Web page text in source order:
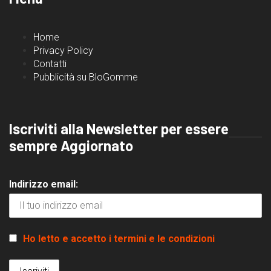
Home
Privacy Policy
Contatti
Pubblicità su BloGomme
Iscriviti alla Newsletter per essere
sempre Aggiornato
Indirizzo email:
Ho letto e accetto i termini e le condizioni